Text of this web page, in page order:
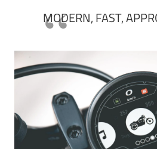
MODERN, FAST,